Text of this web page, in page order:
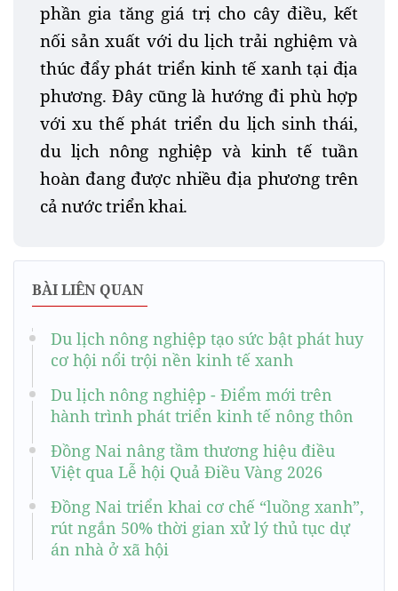
phần gia tăng giá trị cho cây điều, kết
nối sản xuất với du lịch trải nghiệm và
thúc đẩy phát triển kinh tế xanh tại địa
phương. Đây cũng là hướng đi phù hợp
với xu thế phát triển du lịch sinh thái,
du lịch nông nghiệp và kinh tế tuần
hoàn đang được nhiều địa phương trên
cả nước triển khai.
BÀI LIÊN QUAN
Du lịch nông nghiệp tạo sức bật phát huy
cơ hội nổi trội nền kinh tế xanh
Du lịch nông nghiệp - Điểm mới trên
hành trình phát triển kinh tế nông thôn
Đồng Nai nâng tầm thương hiệu điều
Việt qua Lễ hội Quả Điều Vàng 2026
Đồng Nai triển khai cơ chế “luồng xanh”,
rút ngắn 50% thời gian xử lý thủ tục dự
án nhà ở xã hội